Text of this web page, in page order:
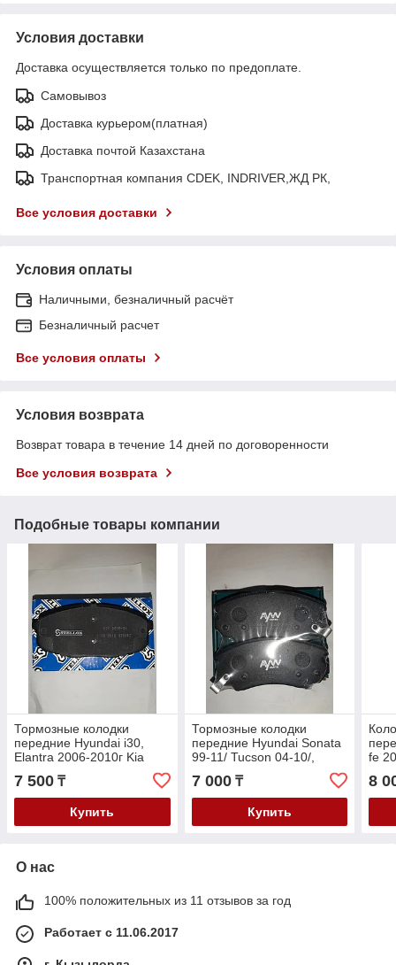
Условия доставки
Доставка осуществляется только по предоплате.
Самовывоз
Доставка курьером(платная)
Доставка почтой Казахстана
Транспортная компания CDEK, INDRIVER,ЖД РК,
Все условия доставки
Условия оплаты
Наличными, безналичный расчёт
Безналичный расчет
Все условия оплаты
Условия возврата
Возврат товара в течение 14 дней по договоренности
Все условия возврата
Подобные товары компании
Тормозные колодки
передние Hyundai і30,
Elantra 2006-2010г Kia
Ceed 2006-2010г, Carens
2002-
7 500 ₸
Купить
Тормозные колодки
передние Hyundai Sonata
99-11/ Tucson 04-10/,
Elantra 2000-2006г Kia
Optima 00-/Sportage 04-
7 000₸
Купить
fe
8
О нас
100% положительных из 11 отзывов за год
Работает с 11.06.2017